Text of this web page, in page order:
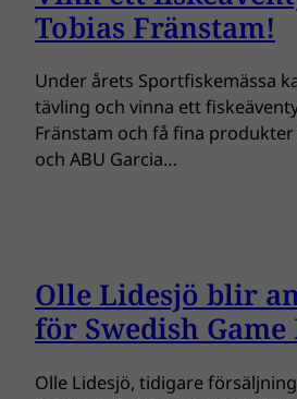
Tobias Fränstam!
Under årets Sportfiskemässa
tävling och vinna ett
Fränstam och få fina
och ABU Garcia…
Olle Lidesjö blir
för Swedish Game
Olle Lidesjö, tidigare